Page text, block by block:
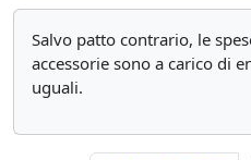
Salvo patto contrario, le
accessorie sono a carico di
uguali.